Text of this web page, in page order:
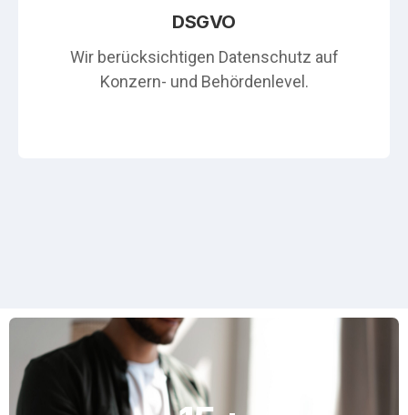
DSGVO
Wir berücksichtigen Datenschutz auf
Konzern- und Behördenlevel.